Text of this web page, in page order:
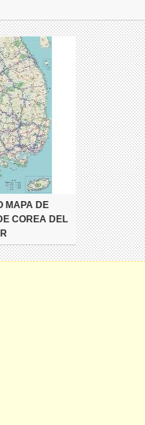
MAPA DE
COREA DEL